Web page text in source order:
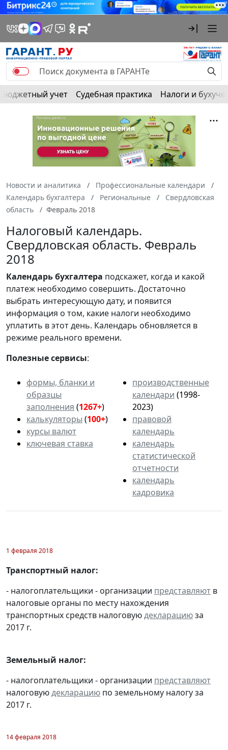
Бюджетный учет Судебная практика Налоги и
Новости и аналитика
Профессиональные календари
Календарь бухгалтера
Региональные
Свердловская
область
Февраль 2018
Налоговый календарь.
Свердловская область. Февраль
2018
Календарьбухгалтера подскажет, когда и какой
платеж необходимо совершить. Достаточно
выбрать интересующую дату, и появится
информация о том, какие налоги необходимо
уплатить в этот день. Календарь обновляется в
режиме реального времени.
Полезные сервисы:
формы, бланки и
образцы
заполнения (1267+)
калькуляторы (100+)
курсы валют
ключевая ставка
производственные
календари (1998-
2023)
правовой
календарь
календарь
статистической
отчетности
календарь
кадровика
1 февраля 2018
Транспортный налог:
- налогоплательщики - организации представляют в
налоговые органы по месту нахождения
транспортных средств налоговуюдекларациюза
2017 г.
Земельный налог:
- налогоплательщики - организации представляют
налоговуюдекларацию по земельному налогу за
2017 г.
14 февраля 2018